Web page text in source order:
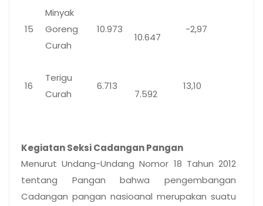
15
Minyak
Goreng
Curah
10.973
10.647
-2,97
16
Terigu
Curah
6.713
7.592
13,10
Kegiatan Seksi Cadangan Pangan
Menurut Undang-Undang Nomor 18 Tahun 2012
tentang Pangan bahwa pengembangan
Cadangan pangan nasioanal merupakan suatu